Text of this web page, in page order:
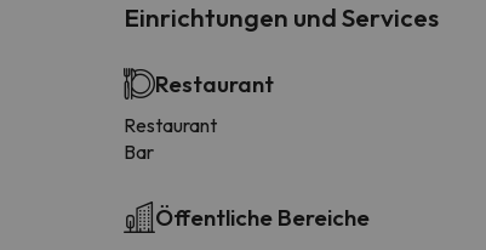
Einrichtungen und Services
Restaurant
Restaurant
Bar
Öffentliche Bereiche